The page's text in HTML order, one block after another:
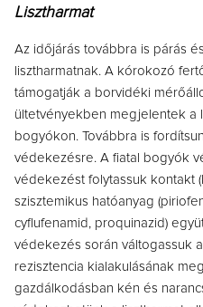
Lisztharmat
Az időjárás továbbra is párás
lisztharmatnak. A kórokozó
támogatják a borvidéki
ültetvényekben megjelentek a
bogyókon. Továbbra is
védekezésre. A fiatal bogyók
védekezést folytassuk kontakt
szisztemikus hatóanyag
cyflufenamid, proquinazid)
védekezés során váltogassuk
rezisztencia kialakulásának
gazdálkodásban kén és